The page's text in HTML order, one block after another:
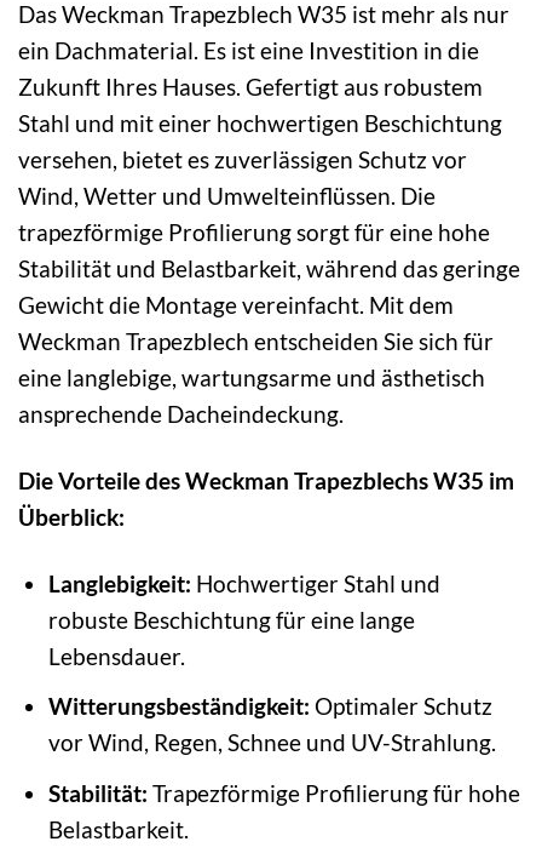
Das Weckman Trapezblech W35 ist mehr als nur
ein Dachmaterial. Es ist eine Investition in die
Zukunft Ihres Hauses. Gefertigt aus robustem
Stahl und mit einer hochwertigen Beschichtung
versehen, bietet es zuverlässigen Schutz vor
Wind, Wetter und Umwelteinflüssen. Die
trapezförmige Profilierung sorgt für eine hohe
Stabilität und Belastbarkeit, während das geringe
Gewicht die Montage vereinfacht. Mit dem
Weckman Trapezblech entscheiden Sie sich für
eine langlebige, wartungsarme und ästhetisch
ansprechende Dacheindeckung.
Die Vorteile des Weckman Trapezblechs W35 im
Überblick:
Langlebigkeit: Hochwertiger Stahl und
robuste Beschichtung für eine lange
Lebensdauer.
Witterungsbeständigkeit: Optimaler Schutz
vor Wind, Regen, Schnee und UV-Strahlung.
Stabilität: Trapezförmige Profilierung für hohe
Belastbarkeit.